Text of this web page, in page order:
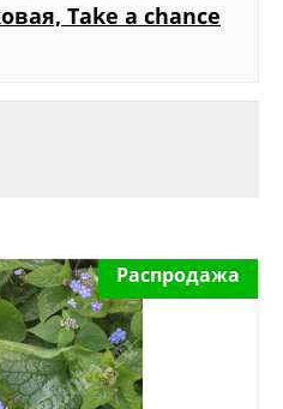
Take a chance
Распродажа